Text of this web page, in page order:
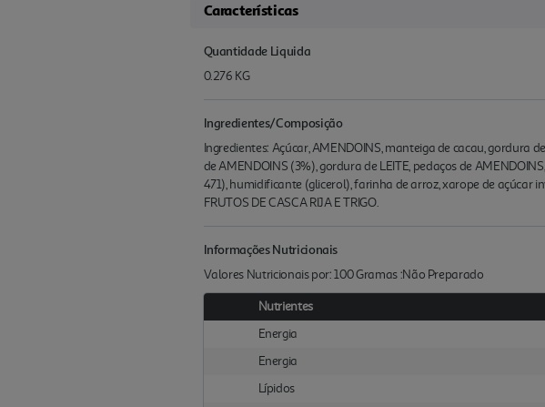
Características
Quantidade Liquida
0.276 KG
Ingredientes/Composição
Ingredientes: Açúcar, AMENDOINS, manteiga de cacau, gordura
de AMENDOINS (3%), gordura de LEITE, pedaços de
471), humidificante (glicerol), farinha de arroz, xarope de açúcar
FRUTOS DE CASCA RIJA E TRIGO.
Informações Nutricionais
Valores Nutricionais por: 100 Gramas :Não Preparado
Nutrientes
Energia
Energia
Lípidos